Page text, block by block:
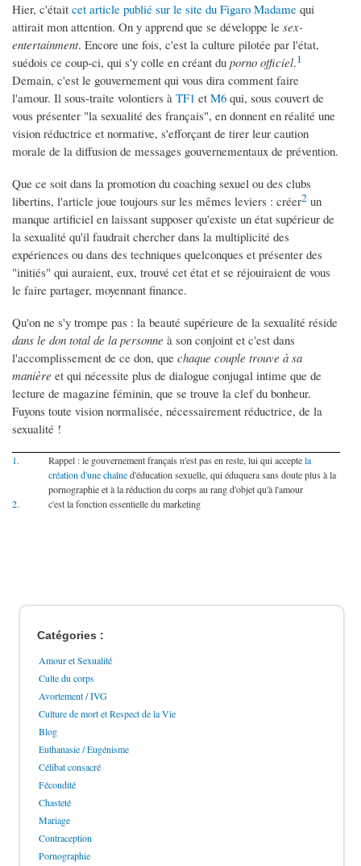
Hier, c'était cet article publié sur le site du Figaro Madame qui
attirait mon attention. On y apprend que se développe le sex-
entertainment. Encore une fois, c'est la culture pilotée par l'état,
suédois ce coup-ci, qui s'y colle en créant du porno officiel.1
Demain, c'est le gouvernement qui vous dira comment faire
l'amour. Il sous-traite volontiers à TF1 et M6 qui, sous couvert de
vous présenter "la sexualité des français", en donnent en réalité une
vision réductrice et normative, s'efforçant de tirer leur caution
morale de la diffusion de messages gouvernementaux de prévention.
Que ce soit dans la promotion du coaching sexuel ou des clubs
libertins, l'article joue toujours sur les mêmes leviers : créer2 un
manque artificiel en laissant supposer qu'existe un état supérieur de
la sexualité qu'il faudrait chercher dans la multiplicité des
expériences ou dans des techniques quelconques et présenter des
"initiés" qui auraient, eux, trouvé cet état et se réjouiraient de vous
le faire partager, moyennant finance.
Qu'on ne s'y trompe pas : la beauté supérieure de la sexualité réside
dans le don total de la personne à son conjoint et c'est dans
l'accomplissement de ce don, que chaque couple trouve à sa
manière et qui nécessite plus de dialogue conjugal intime que de
lecture de magazine féminin, que se trouve la clef du bonheur.
Fuyons toute vision normalisée, nécessairement réductrice, de la
sexualité !
1. Rappel : le gouvernement français n'est pas en reste, lui qui acceptela
création d'une chaîned'éducation sexuelle, qui éduquera sans doute plus à la
pornographie et à la réduction du corps au rang d'objet qu'à l'amour
2.
c'est la fonction essentielle du marketing
Catégories :
Amour et Sexualité
Culte du corps
Avortement / IVG
Culture de mort et Respect de la Vie
Blog
Euthanasie / Eugénisme
Célibat consacré
Fécondité
Chasteté
Mariage
Contraception
Pornographie